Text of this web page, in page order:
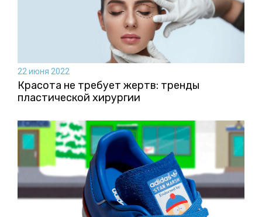
22 июня 2022
Красота не требует жертв: тренды
пластической хирургии